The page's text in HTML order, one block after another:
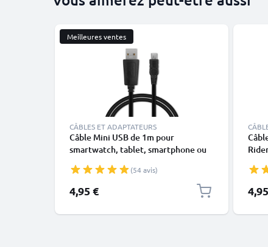
Meilleures ventes
CÂBLES ET ADAPTATEURS
Câble Mini USB de 1m pour
smartwatch, tablet, smartphone ou
PVC
(54 avis)
4,95 €